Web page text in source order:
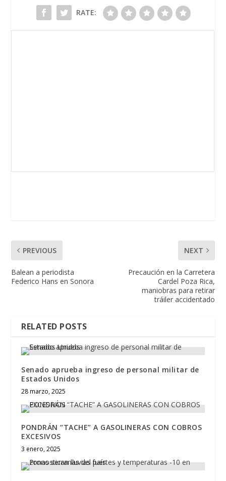
RATE:
PREVIOUS
Balean a periodista
Federico Hans en Sonora
NEXT
Precaución en la Carretera
Cardel Poza Rica,
maniobras para retirar
tráiler accidentado
RELATED POSTS
Senado aprueba ingreso de personal militar de
Estados Unidos
28 marzo, 2025
PONDRÁN “TACHE” A GASOLINERAS CON COBROS
EXCESIVOS
3 enero, 2025